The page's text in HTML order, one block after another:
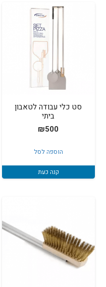
סט כלי עבודה לטאבון
ביתי
₪500
הוספה לסל
קנה כעת